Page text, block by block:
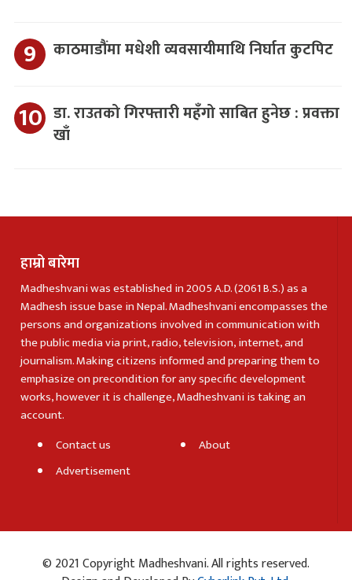
काठमाडौंमा मधेशी व्यवसायीमाथि निर्घात कुटपिट
डा. राउतको गिरफ्तारी महँगो साबित हुनेछ : प्रवक्ता
खाँ
हाम्रो बारेमा
Madheshvani was established in 2005 A.D. (2061 B.S.) as a
Madhesh issue base in Nepal. Madheshvani encompasses the
persons and organizations involved in communication with
the public media via print, radio, television, internet, and
journalism. Making citizens informed and preparing them to
emphasize on precondition for any specific development
works, however it is challenge, Madheshvani is taking an
account.
Contact us
About
Advertisement
© 2021 Copyright Madheshvani. All rights reserved.